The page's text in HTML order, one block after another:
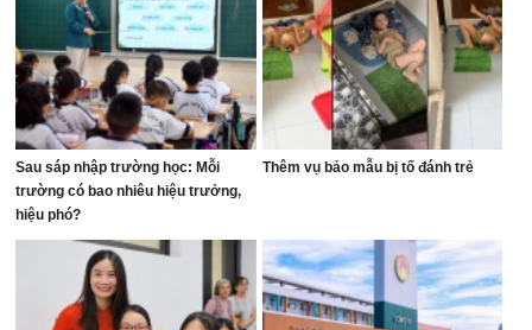
Sau sáp nhập trường học: Mỗi
trường có bao nhiêu hiệu trưởng,
hiệu phó?
Thêm vụ bảo mẫu bị tố đánh trẻ